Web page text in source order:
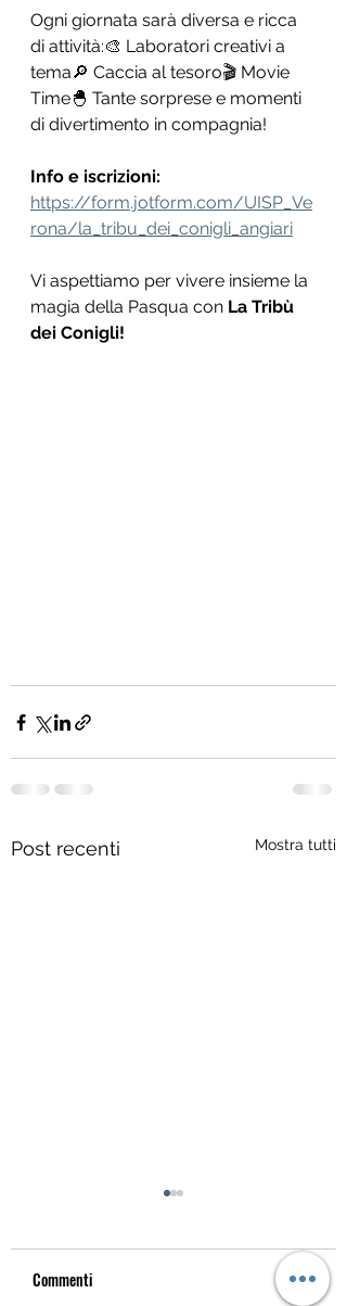
Ogni giornata sarà diversa e ricca
di attività:🎨 Laboratori creativi a
tema🔎 Caccia al tesoro🎬 Movie
Time🐣 Tante sorprese e momenti
di divertimento in compagnia!
Info e iscrizioni:
https://form.jotform.com/UISP_Ve
rona/la_tribu_dei_conigli_angiari
Vi aspettiamo per vivere insieme la
magia della Pasqua con La Tribù
dei Conigli!
Post recenti Mostra tutti
Commenti